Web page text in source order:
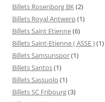
Billets Rosenborg BK(2)
Billets Royal Antwerp(1)
Billets Saint Etienne(6)
Billets Saint-Etienne ( ASSE )(1)
Billets Samsunspor(1)
Billets Santos(1)
Billets Sassuolo (1)
Billets SC Fribourg(3)